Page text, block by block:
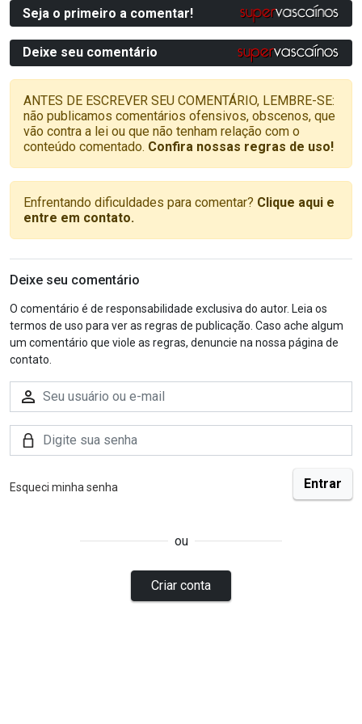
Seja o primeiro a comentar!
Deixe seu comentário
ANTES DE ESCREVER SEU COMENTÁRIO, LEMBRE-SE:
não publicamos comentários ofensivos, obscenos, que
vão contra a lei ou que não tenham relação com o
conteúdo comentado. Confira nossas regras de uso!
Enfrentando dificuldades para comentar? Clique aqui e
entre em contato.
Deixe seu comentário
O comentário é de responsabilidade exclusiva do autor. Leia os
termos de uso para ver as regras de publicação. Caso ache algum
um comentário que viole as regras, denuncie na nossa página de
contato.
Esqueci minha senha
ou
Criar conta